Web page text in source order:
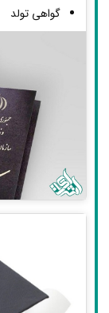
گواهی تولد